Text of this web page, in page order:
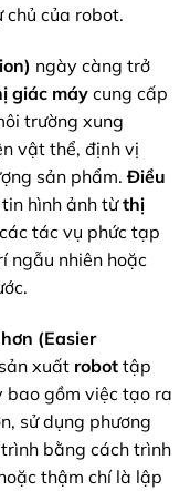
chủ của robot.
ngày càng trở
giác máy cung cấp
trường xung
vật thể, định vị
sản phẩm.Điều
hình ảnh từthị
tác vụ phức tạp
ngẫu nhiên hoặc
(Easier
xuất robot tập
gồm việc tạo ra
sử dụng phương
bằng cách trình
thậm chí là lập